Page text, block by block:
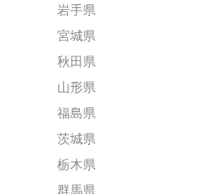
岩手県
宮城県
秋田県
山形県
福島県
茨城県
栃木県
群馬県